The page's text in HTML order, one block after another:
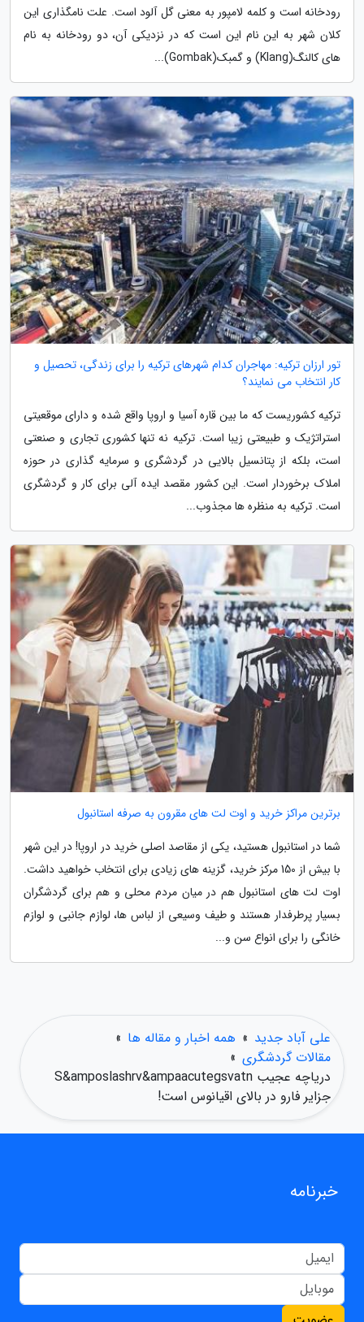
رودخانه است و کلمه لامپور به معنی گل آلود است. علت نامگذاری این
کلان شهر به این نام این است که در نزدیکی آن، دو رودخانه به نام
های کالنگ(Klang) و گمبک(Gombak)...
تور ارزان ترکیه: مهاجران کدام شهرهای ترکیه را برای زندگی، تحصیل و
کار انتخاب می نمایند؟
ترکیه کشوریست که ما بین قاره آسیا و اروپا واقع شده و دارای موقعیتی
استراتژیک و طبیعتی زیبا است. ترکیه نه تنها کشوری تجاری و صنعتی
است، بلکه از پتانسیل بالایی در گردشگری و سرمایه گذاری در حوزه
املاک برخوردار است. این کشور مقصد ایده آلی برای کار و گردشگری
است. ترکیه به منظره ها مجذوب...
برترین مراکز خرید و اوت لت های مقرون به صرفه استانبول
شما در استانبول هستید، یکی از مقاصد اصلی خرید در اروپا! در این شهر
با بیش از 150 مرکز خرید، گزینه های زیادی برای انتخاب خواهید داشت.
اوت لت های استانبول هم در میان مردم محلی و هم برای گردشگران
بسیار پرطرفدار هستند و طیف وسیعی از لباس ها، لوازم جانبی و لوازم
خانگی را برای انواع سن و...
علی آباد جدید » همه اخبار و مقاله ها »
مقالات گردشگری »
دریاچه عجیب S&amposlashrv&ampaacutegsvatn
جزایر فارو در بالای اقیانوس است!
خبرنامه